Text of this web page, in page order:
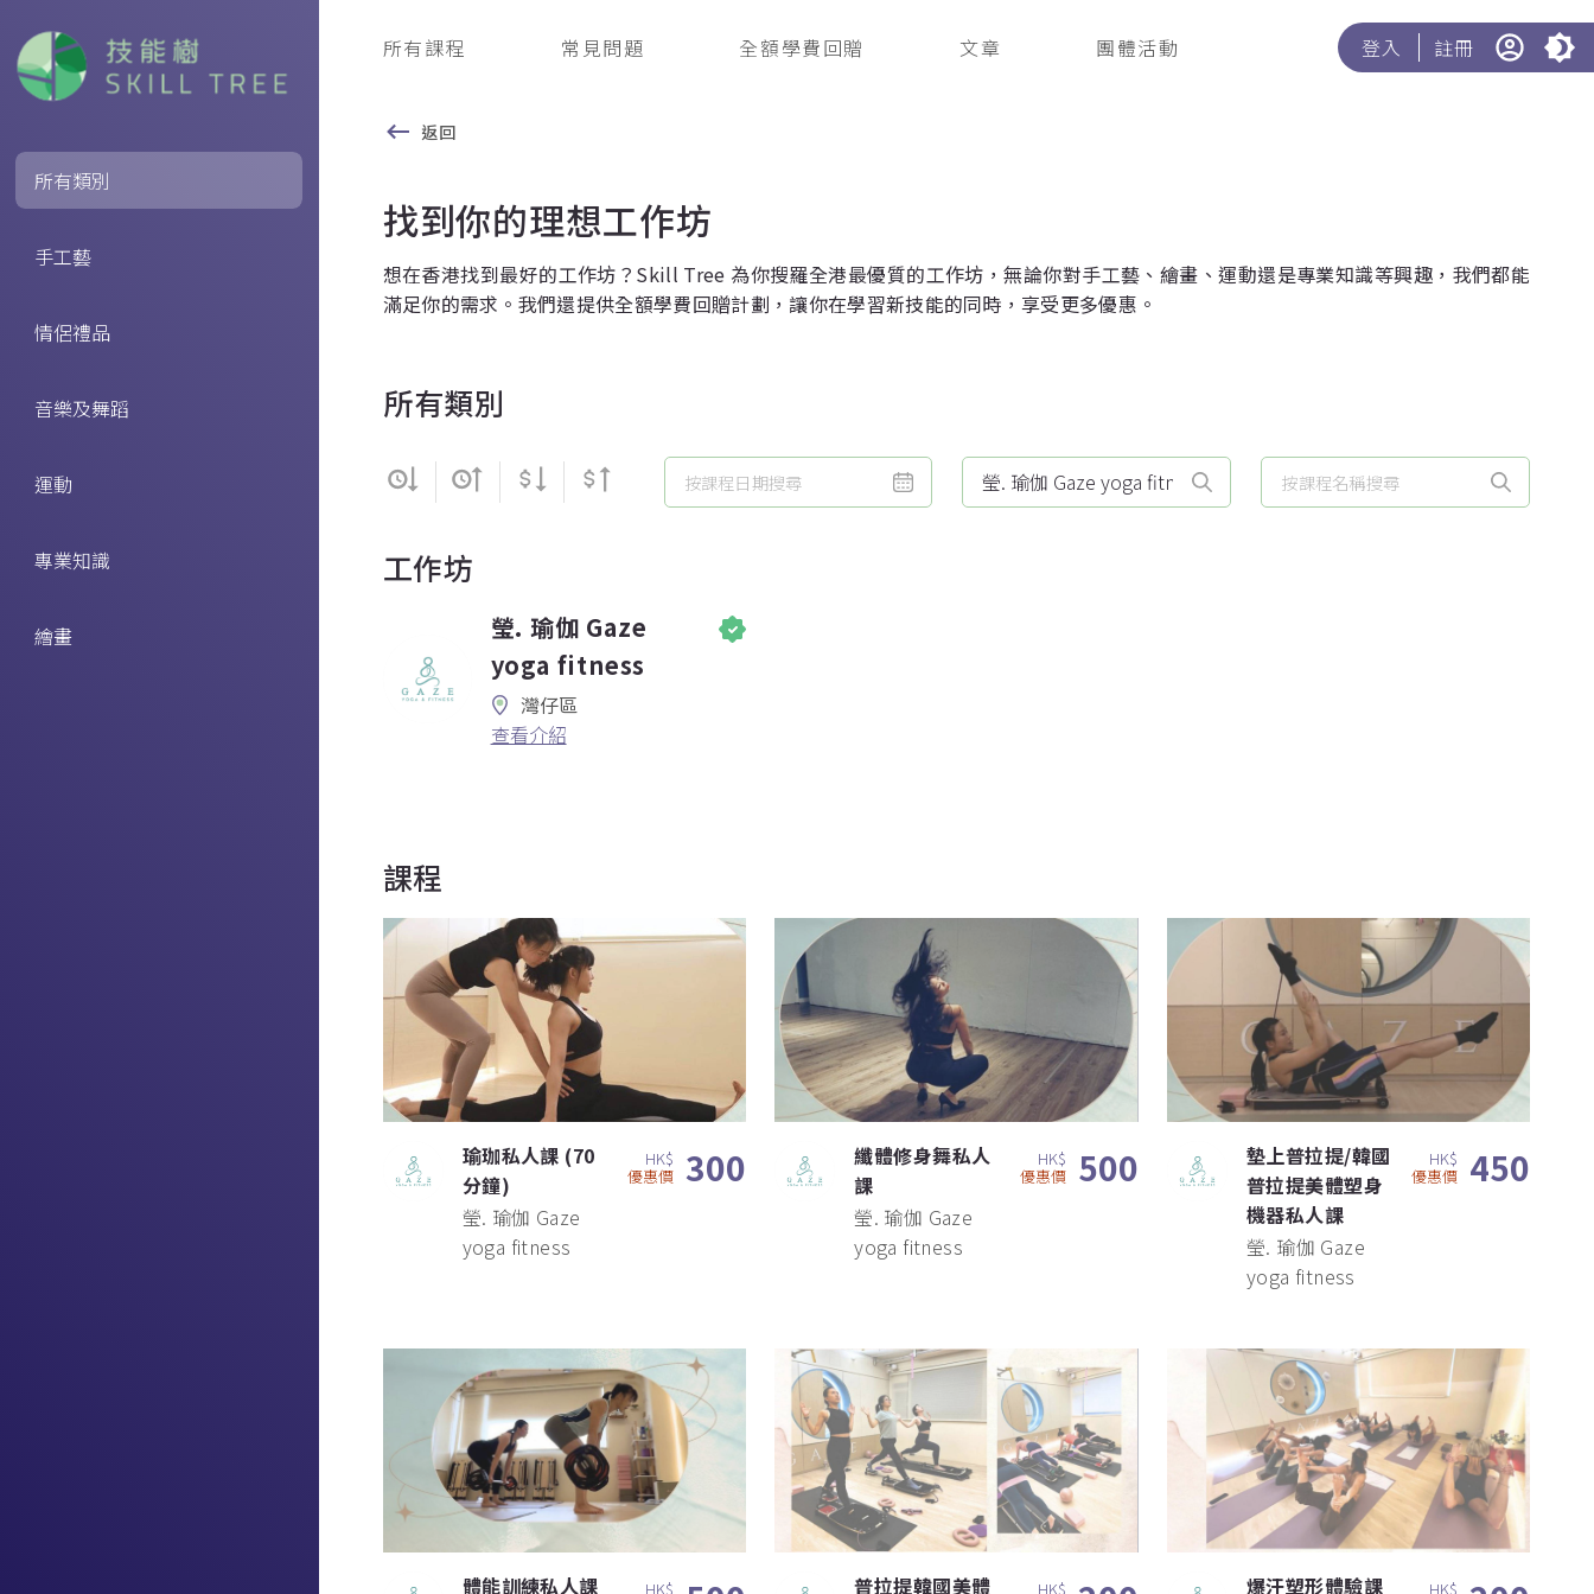
所有課程 常見問題 全額學費回贈 文章 團體活動 登入 註冊
所有類別
手工藝
情侶禮品
音樂及舞蹈
運動
專業知識
繪畫
返回
找到你的理想工作坊
想在香港找到最好的工作坊？Skill Tree 為你搜羅全港最優質的工作坊，無論你對手工藝、繪畫、運動還是專業知識等興趣，我們都能
滿足你的需求。我們還提供全額學費回贈計劃，讓你在學習新技能的同時，享受更多優惠。
所有類別
工作坊
瑩. 瑜伽 Gaze
yoga fitness
灣仔區
查看介紹
課程
瑜珈私人課 (70
分鐘)
瑩. 瑜伽 Gaze
yoga fitness
HK$
優惠價 300
纖體修身舞私人
課
瑩. 瑜伽 Gaze
yoga fitness
HK$
優惠價 500
墊上普拉提/韓國
普拉提美體塑身
機器私人課
瑩. 瑜伽 Gaze
yoga fitness
HK$
優惠價 450
體能訓練私人課 HK$ 普拉提韓國美體 HK$ 爆汗塑形體驗課 HK$